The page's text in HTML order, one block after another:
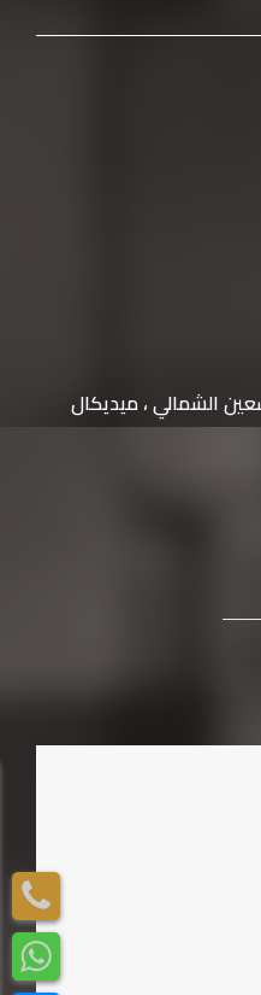
الشمالي ، ميديكال